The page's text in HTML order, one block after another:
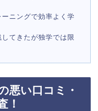
ニングで効率よく学
てきたが独学では限
悪い口コミ・
！